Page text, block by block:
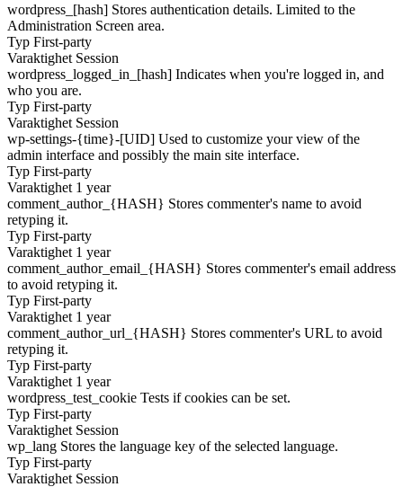
wordpress_[hash] Stores authentication details. Limited to the
Administration Screen area.
Typ First-party
Varaktighet Session
wordpress_logged_in_[hash] Indicates when you're logged in, and
who you are.
Typ First-party
Varaktighet Session
wp-settings-{time}-[UID] Used to customize your view of the
admin interface and possibly the main site interface.
Typ First-party
Varaktighet 1 year
comment_author_{HASH} Stores commenter's name to avoid
retyping it.
Typ First-party
Varaktighet 1 year
comment_author_email_{HASH} Stores commenter's email address
to avoid retyping it.
Typ First-party
Varaktighet 1 year
comment_author_url_{HASH} Stores commenter's URL to avoid
retyping it.
Typ First-party
Varaktighet 1 year
wordpress_test_cookie Tests if cookies can be set.
Typ First-party
Varaktighet Session
wp_lang Stores the language key of the selected language.
Typ First-party
Varaktighet Session